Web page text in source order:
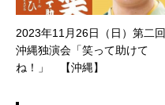
2023年11月26日（日）第二回
沖縄独演会「笑って助けて
ね！」 【沖縄】